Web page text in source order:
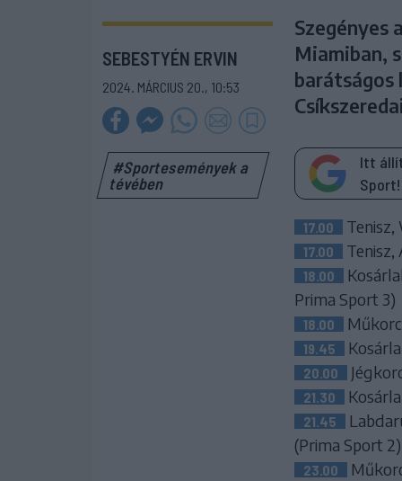
SEBESTYÉN ERVIN
2024. MÁRCIUS 20., 10:53
#Sportesemények a
tévében
Miamiban,
barátságos
Itt
Sport!
17.00 Tenisz,
17.00 Tenisz,
18.00
Prima Sport 3)
18.00
19.45
20.00
21.30
21.45
(Prima Sport 2)
23.00